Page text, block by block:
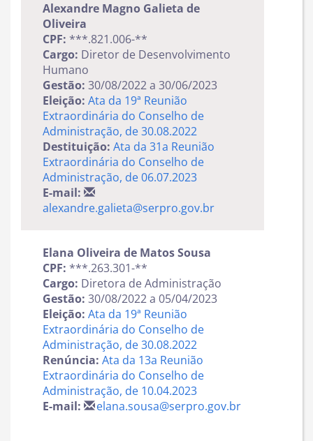
Alexandre Magno Galieta de
Oliveira
CPF: ***.821.006-**
Cargo: Diretor de Desenvolvimento
Humano
Gestão: 30/08/2022 a 30/06/2023
Eleição: Ata da 19ª Reunião
Extraordinária do Conselho de
Administração, de 30.08.2022
Destituição: Ata da 31a Reunião
Extraordinária do Conselho de
Administração, de 06.07.2023
E-mail:
alexandre.galieta@serpro.gov.br
Elana Oliveira de Matos Sousa
CPF: ***.263.301-**
Cargo: Diretora de Administração
Gestão: 30/08/2022 a 05/04/2023
Eleição: Ata da 19ª Reunião
Extraordinária do Conselho de
Administração, de 30.08.2022
Renúncia: Ata da 13a Reunião
Extraordinária do Conselho de
Administração, de 10.04.2023
E-mail:
elana.sousa@serpro.gov.br